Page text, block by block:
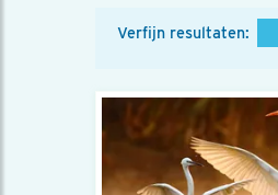
Verfijn resultaten: